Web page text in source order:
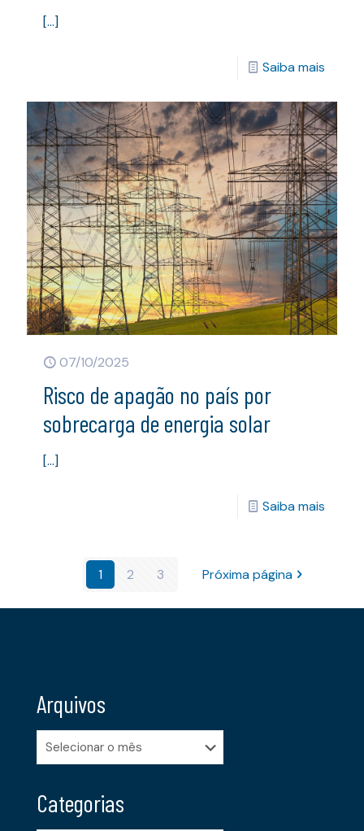
[…]
Saiba mais
07/10/2025
Risco de apagão no país por
sobrecarga de energia solar
[…]
Saiba mais
1 2 3 Próxima página
Arquivos
Arquivos
Categorias